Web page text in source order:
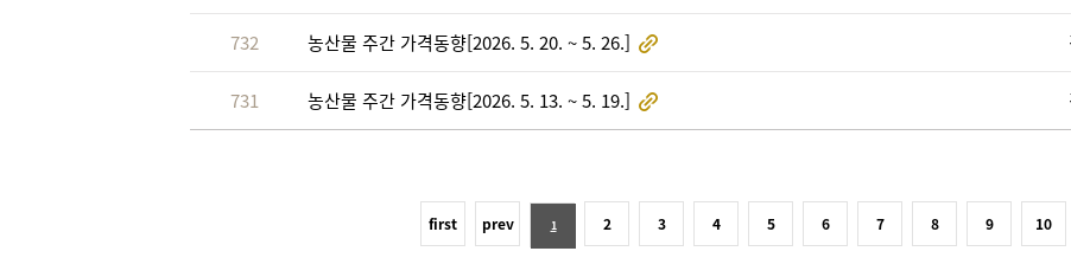
732 농산물 주간 가격동향[2026. 5. 20. ~ 5. 26.]
731 농산물 주간 가격동향[2026. 5. 13. ~ 5. 19.]
first prev 1 2 3 4 5 6 7 8 9 10